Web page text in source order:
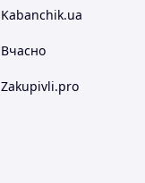
Kabanchik.ua
Вчасно
Zakupivli.pro